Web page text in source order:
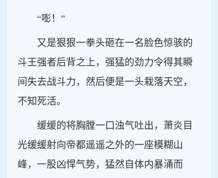
“嘭！”
又是狠狠一拳头砸在一名脸色惊骇的
斗王强者后背之上，强猛的劲力令得其瞬
间失去战斗力，然后便是一头栽落天空，
不知死活。
缓缓的将胸膛一口浊气吐出，萧炎目
光缓缓射向帝都遥遥之外的一座模糊山
峰，一股凶悍气势，猛然自体内暴涌而